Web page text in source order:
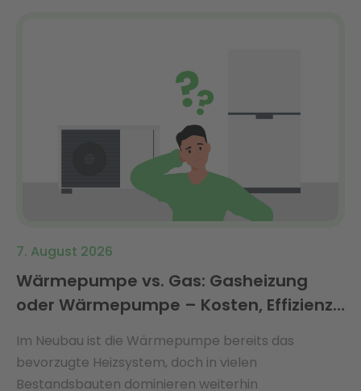
7. August 2026
Wärmepumpe vs. Gas: Gasheizung
oder Wärmepumpe – Kosten, Effizienz
Im Neubau ist die Wärmepumpe bereits das
bevorzugte Heizsystem, doch in vielen
Bestandsbauten dominieren weiterhin